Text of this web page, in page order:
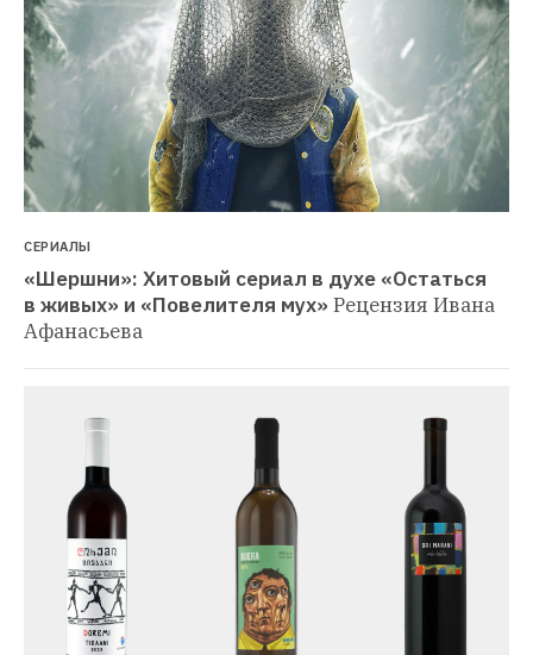
СЕРИАЛЫ
«Шершни»: Хитовый сериал в духе «Остаться
в живых» и «Повелителя мух» Рецензия Ивана
Афанасьева